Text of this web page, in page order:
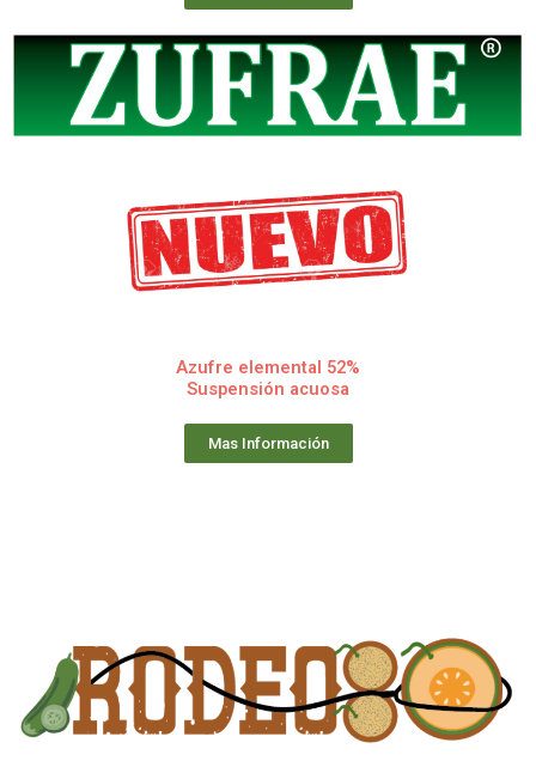
Azufre elemental 52%
Suspensión acuosa
Mas Información